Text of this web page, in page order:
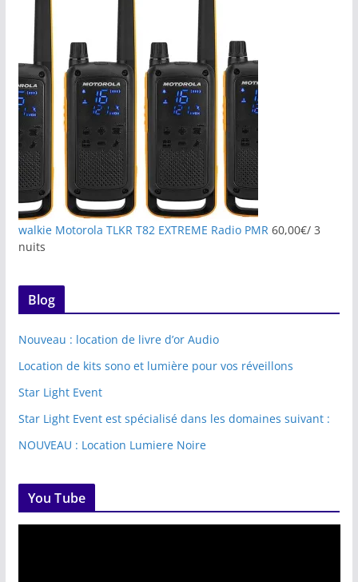
walkie Motorola TLKR T82 EXTREME Radio PMR 60,00€/ 3
nuits
Blog
Nouveau : location de livre d’or Audio
Location de kits sono et lumière pour vos réveillons
Star Light Event
Star Light Event est spécialisé dans les domaines suivant :
NOUVEAU : Location Lumiere Noire
You Tube